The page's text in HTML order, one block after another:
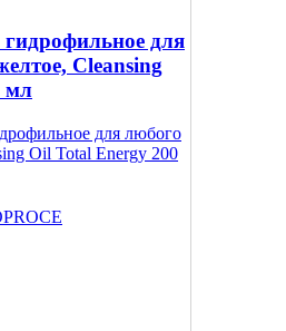
для
Cleansing
мл